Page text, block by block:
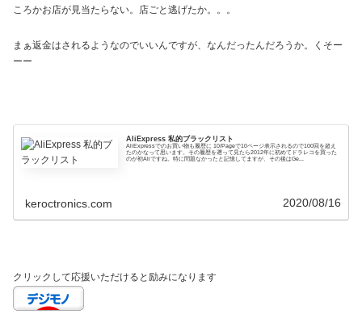
ころかお店が見当たらない。店ごと逃げたか。。。
まぁ返金はされるようなのでいいんですが、なんだったんだろうか。くそー
ーー
AliExpress 私的ブラックリスト
AliExpressでのお買い物も履歴に 10/Pageで10ページ表示されるので100回を超え
たのかなって思います。その履歴を遡って見たら2012年に初めてドラレコを買った
のが初Aliですね。特に問題なかったと記憶してますが、その後はGe...
keroctronics.com 2020/08/16
クリックして応援いただけると励みになります